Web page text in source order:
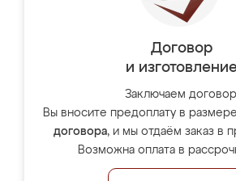
Договор
и
Заключаем
Вы вносите предоплату в размере
договора, и мы отдаём заказ в
Возможна оплата в